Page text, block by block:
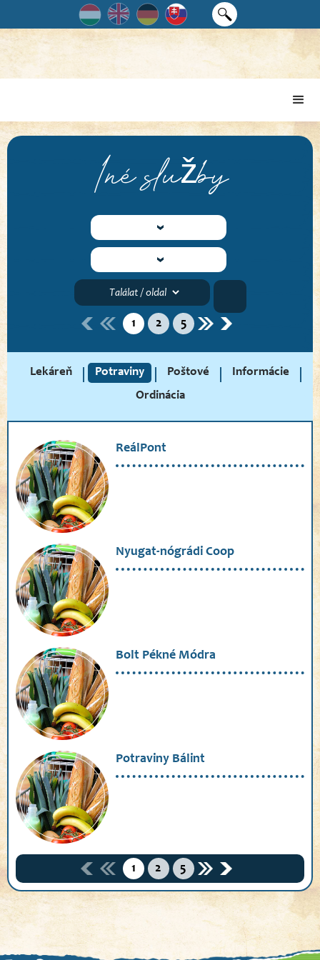
Iné služby
1 2 5
Lekáreň Potraviny Poštové
Informácie
Ordinácia
ReálPont
Nyugat-nógrádi Coop
Bolt Pékné Módra
Potraviny Bálint
1 2 5